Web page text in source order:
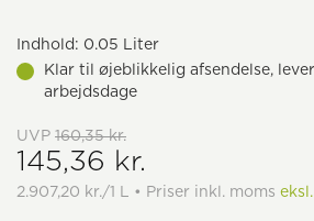
Indhold: 0.05 Liter
Klar til øjeblikkelig afsendelse,
arbejdsdage
UVP 160,35 kr.
145,36 kr.
2.907,20 kr./1 L • Priser inkl. moms